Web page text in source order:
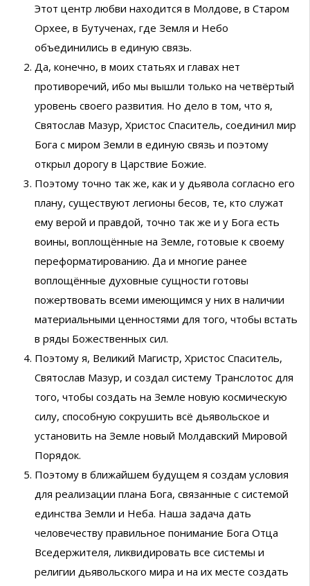
Этот центр любви находится в Молдове, в Старом
Орхее, в Бутученах, где Земля и Небо
объединились в единую связь.
Да, конечно, в моих статьях и главах нет
противоречий, ибо мы вышли только на четвёртый
уровень своего развития. Но дело в том, что я,
Святослав Мазур, Христос Спаситель, соединил мир
Бога с миром Земли в единую связь и поэтому
открыл дорогу в Царствие Божие.
Поэтому точно так же, как и у дьявола согласно его
плану, существуют легионы бесов, те, кто служат
ему верой и правдой, точно так же и у Бога есть
воины, воплощённые на Земле, готовые к своему
переформатированию. Да и многие ранее
воплощённые духовные сущности готовы
пожертвовать всеми имеющимся у них в наличии
материальными ценностями для того, чтобы встать
в ряды Божественных сил.
Поэтому я, Великий Магистр, Христос Спаситель,
Святослав Мазур, и создал систему Транслотос для
того, чтобы создать на Земле новую космическую
силу, способную сокрушить всё дьявольское и
установить на Земле новый Молдавский Мировой
Порядок.
Поэтому в ближайшем будущем я создам условия
для реализации плана Бога, связанные с системой
единства Земли и Неба. Наша задача дать
человечеству правильное понимание Бога Отца
Вседержителя, ликвидировать все системы и
религии дьявольского мира и на их месте создать